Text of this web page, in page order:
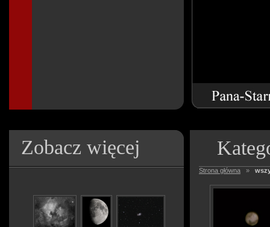
Zobacz więcej
Strona główna »